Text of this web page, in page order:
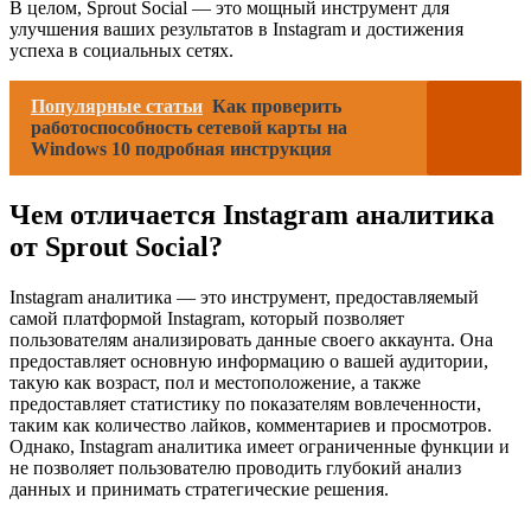
В целом, Sprout Social — это мощный инструмент для
улучшения ваших результатов в Instagram и достижения
успеха в социальных сетях.
Популярные статьи Как проверить
работоспособность сетевой карты на
Windows 10 подробная инструкция
Чем отличается Instagram аналитика
от Sprout Social?
Instagram аналитика — это инструмент, предоставляемый
самой платформой Instagram, который позволяет
пользователям анализировать данные своего аккаунта. Она
предоставляет основную информацию о вашей аудитории,
такую как возраст, пол и местоположение, а также
предоставляет статистику по показателям вовлеченности,
таким как количество лайков, комментариев и просмотров.
Однако, Instagram аналитика имеет ограниченные функции и
не позволяет пользователю проводить глубокий анализ
данных и принимать стратегические решения.